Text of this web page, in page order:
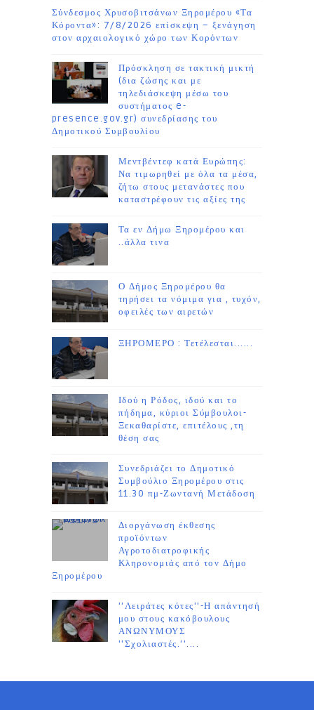
Σύνδεσμος Χρυσοβιτσάνων Ξηρομέρου «Τα
Κόροντα»: 7/8/2026 επίσκεψη – ξενάγηση
στον αρχαιολογικό χώρο των Κορόντων
Πρόσκληση σε τακτική μικτή
(δια ζώσης και με
τηλεδιάσκεψη μέσω του
συστήματος e-
presence.gov.gr) συνεδρίασης του
Δημοτικού Συμβουλίου
Μεντβέντεφ κατά Ευρώπης:
Να τιμωρηθεί με όλα τα μέσα,
ζήτω στους μετανάστες που
καταστρέφουν τις αξίες της
Τα εν Δήμω Ξηρομέρου και
..άλλα τινα
Ο Δήμος Ξηρομέρου θα
τηρήσει τα νόμιμα για , τυχόν,
οφειλές των αιρετών
ΞΗΡΟΜΕΡΟ : Τετέλεσται......
Ιδού η Ρόδος, ιδού και το
πήδημα, κύριοι Σύμβουλοι-
Ξεκαθαρίστε, επιτέλους ,τη
θέση σας
Συνεδριάζει το Δημοτικό
Συμβούλιο Ξηρομέρου στις
11.30 πμ-Ζωντανή Μετάδοση
Διοργάνωση έκθεσης
προϊόντων
Αγροτοδιατροφικής
Κληρονομιάς από τον Δήμο
Ξηρομέρου
''Λειράτες κότες''-Η απάντησή
μου στους κακόβουλους
ΑΝΩΝΥΜΟΥΣ
''Σχολιαστές.''....